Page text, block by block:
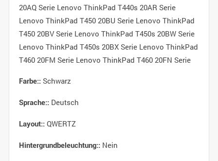
20AQ Serie Lenovo ThinkPad T440s 20AR Serie
Lenovo ThinkPad T450 20BU Serie Lenovo ThinkPad
T450 20BV Serie Lenovo ThinkPad T450s 20BW Serie
Lenovo ThinkPad T450s 20BX Serie Lenovo ThinkPad
T460 20FM Serie Lenovo ThinkPad T460 20FN Serie
Farbe::Schwarz
Sprache::Deutsch
Layout::QWERTZ
Hintergrundbeleuchtung::Nein